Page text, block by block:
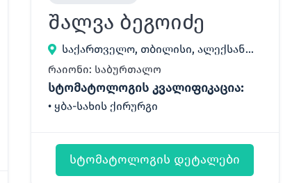
შალვა ბეგოიძე
საქართველო, თბილისი, ალექსანდრე ყაზბეგის გამზირი 34
რაიონი: საბურთალო
სტომატოლოგის კვალიფიკაცია:
ყბა-სახის ქირურგი
სტომატოლოგის დეტალები